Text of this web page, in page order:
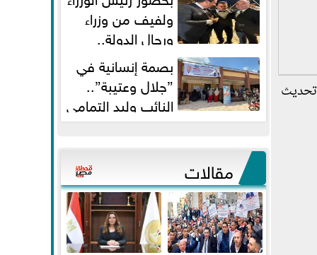
بحسب آخر تحديث
ولفيف من وزراء
ورجال الدولة..
النائبان وليد التمامي ومحمد...
بصمة إنسانية في
”جلال وعتيبة”..
النائب وليد التمامي
والبروفيسور جمال شيحة يداويان...
مقالات